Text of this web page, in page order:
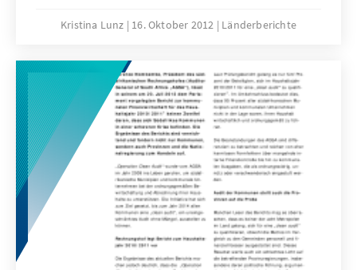
Einblick in den Zustand der südafrikanischen
Kristina Lunz 16. Oktober 2012 Länderberichte